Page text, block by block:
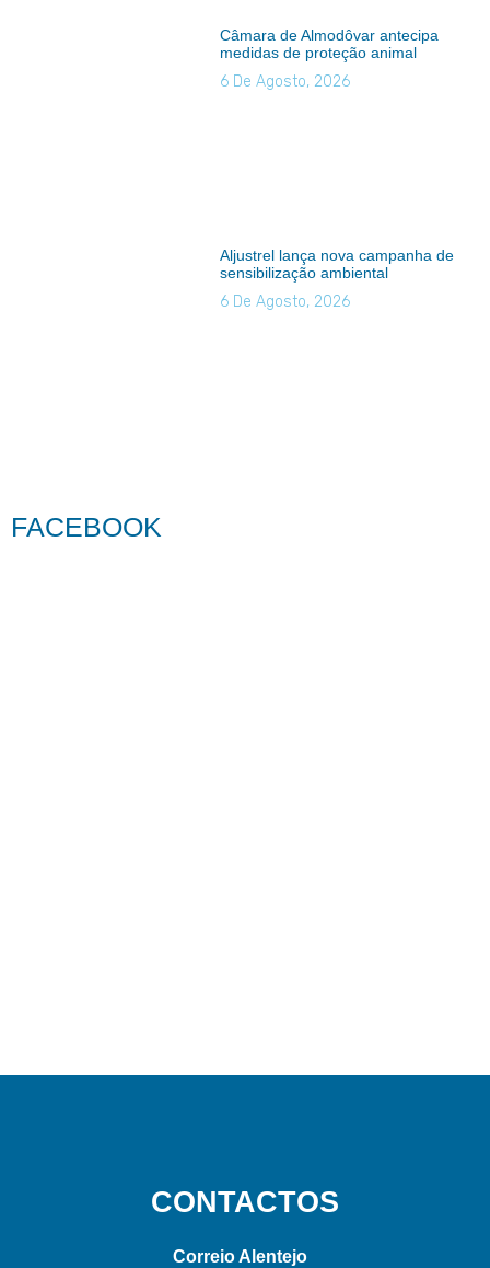
Câmara de Almodôvar antecipa
medidas de proteção animal
6 De Agosto, 2026
Aljustrel lança nova campanha de
sensibilização ambiental
6 De Agosto, 2026
FACEBOOK
CONTACTOS
Correio Alentejo